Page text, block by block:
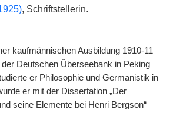
, Schriftstellerin.
kaufmännischen Ausbildung 1910-11
Deutschen Überseebank in Peking
er Philosophie und Germanistik in
er mit der Dissertation „Der
seine Elemente bei Henri Bergson“